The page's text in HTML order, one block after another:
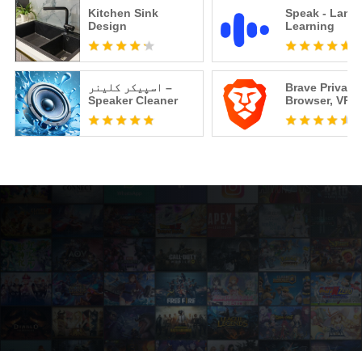
Kitchen Sink
Design
اسپیکر کلینر –
Speaker Cleaner
Speak -
Learning
Brave Private
Browser, VPN